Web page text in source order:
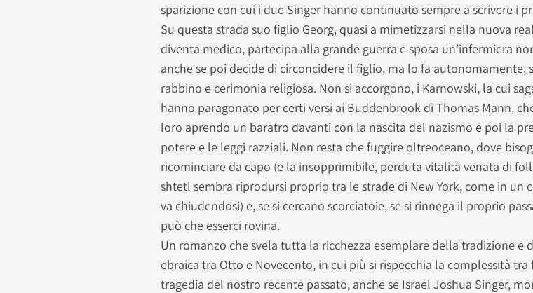
sparizione con cui i due Singer hanno continuato sempre a scrivere i
Su questa strada suo figlio Georg, quasi a mimetizzarsi nella nuova
diventa medico, partecipa alla grande guerra e sposa un’infermiera
anche se poi decide di circoncidere il figlio, ma lo fa autonomamente,
rabbino e cerimonia religiosa. Non si accorgono, i Karnowski, la cui
hanno paragonato per certi versi ai Buddenbrook di Thomas Mann,
loro aprendo un baratro davanti con la nascita del nazismo e poi la
potere e le leggi razziali. Non resta che fuggire oltreoceano, dove
ricominciare da capo (e la insopprimibile, perduta vitalità venata di
shtetl sembra riprodursi proprio tra le strade di New York, come in un
va chiudendosi) e, se si cercano scorciatoie, se si rinnega il proprio
può che esserci rovina.
Un romanzo che svela tutta la ricchezza esemplare della tradizione e
ebraica tra Otto e Novecento, in cui più si rispecchia la complessità tra
tragedia del nostro recente passato, anche se Israel Joshua Singer,